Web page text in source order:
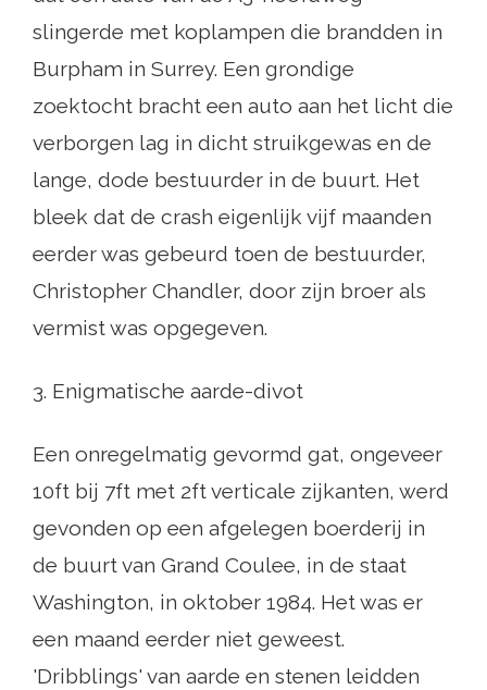
slingerde met koplampen die brandden in
Burpham in Surrey. Een grondige
zoektocht bracht een auto aan het licht die
verborgen lag in dicht struikgewas en de
lange, dode bestuurder in de buurt. Het
bleek dat de crash eigenlijk vijf maanden
eerder was gebeurd toen de bestuurder,
Christopher Chandler, door zijn broer als
vermist was opgegeven.
3. Enigmatische aarde-divot
Een onregelmatig gevormd gat, ongeveer
10ft bij 7ft met 2ft verticale zijkanten, werd
gevonden op een afgelegen boerderij in
de buurt van Grand Coulee, in de staat
Washington, in oktober 1984. Het was er
een maand eerder niet geweest.
'Dribblings' van aarde en stenen leidden